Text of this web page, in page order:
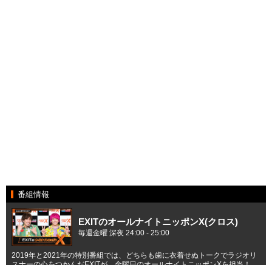
番組情報
EXITのオールナイトニッポンX(クロス)
毎週金曜 深夜 24:00 - 25:00
2019年と2021年の特別番組では、どちらも歯に衣着せぬトークでラジオリ